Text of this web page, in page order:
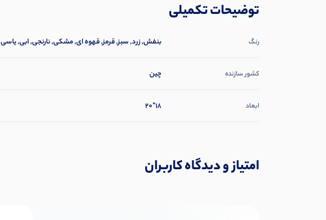
توضیحات تکمیلی
رنگ بنفش, زرد, سبز, قرمز, قهوه ای, مشکی, نارنجی, ابی, یاسی
کشور سازنده چین
ابعاد 18*20
امتیاز و دیدگاه کاربران